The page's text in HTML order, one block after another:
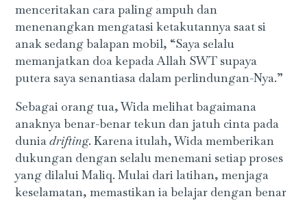
menceritakan cara paling ampuh dan
menenangkan mengatasi ketakutannya saat si
anak sedang balapan mobil, “Saya selalu
memanjatkan doa kepada Allah SWT supaya
putera saya senantiasa dalam perlindungan-Nya.”
Sebagai orang tua, Wida melihat bagaimana
anaknya benar-benar tekun dan jatuh cinta pada
duniadrifting. Karena itulah, Wida memberikan
dukungan dengan selalu menemani setiap proses
yang dilalui Maliq. Mulai dari latihan, menjaga
keselamatan, memastikan ia belajar dengan benar